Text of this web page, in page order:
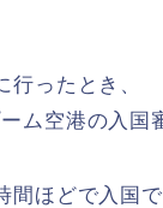
行ったとき、
ム空港の入国
間ほどで入国で